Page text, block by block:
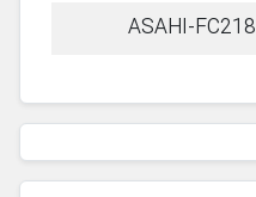
ASAHI-FC218